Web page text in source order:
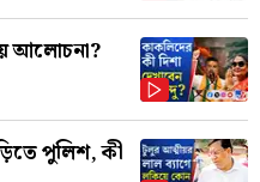
আলোচনা?
পুলিশ, কী